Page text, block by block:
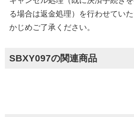
る場合は返金処理）を行わせてい
かじめご了承ください。
SBXY097の関連商品